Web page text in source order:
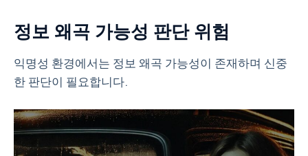
정보 왜곡 가능성 판단 위험
익명성 환경에서는 정보 왜곡 가능성이 존재하며 신중
한 판단이 필요합니다.